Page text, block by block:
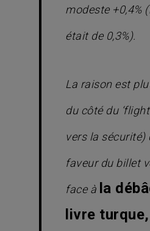
modeste +0,4%
était de 0,3%).
La raison est
du côté du ‘
vers la sécurité)
faveur du billet
face à la
livre